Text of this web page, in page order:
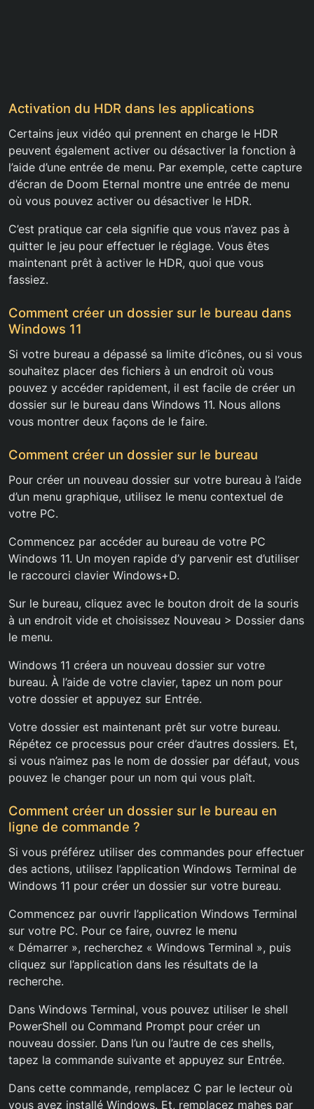
Activation du HDR dans les applications
Certains jeux vidéo qui prennent en charge le HDR
peuvent également activer ou désactiver la fonction à
l’aide d’une entrée de menu. Par exemple, cette capture
d’écran de Doom Eternal montre une entrée de menu
où vous pouvez activer ou désactiver le HDR.
C’est pratique car cela signifie que vous n’avez pas à
quitter le jeu pour effectuer le réglage. Vous êtes
maintenant prêt à activer le HDR, quoi que vous
fassiez.
Comment créer un dossier sur le bureau dans
Windows 11
Si votre bureau a dépassé sa limite d’icônes, ou si vous
souhaitez placer des fichiers à un endroit où vous
pouvez y accéder rapidement, il est facile de créer un
dossier sur le bureau dans Windows 11. Nous allons
vous montrer deux façons de le faire.
Comment créer un dossier sur le bureau
Pour créer un nouveau dossier sur votre bureau à l’aide
d’un menu graphique, utilisez le menu contextuel de
votre PC.
Commencez par accéder au bureau de votre PC
Windows 11. Un moyen rapide d’y parvenir est d’utiliser
le raccourci clavier Windows+D.
Sur le bureau, cliquez avec le bouton droit de la souris
à un endroit vide et choisissez Nouveau > Dossier dans
le menu.
Windows 11 créera un nouveau dossier sur votre
bureau. À l’aide de votre clavier, tapez un nom pour
votre dossier et appuyez sur Entrée.
Votre dossier est maintenant prêt sur votre bureau.
Répétez ce processus pour créer d’autres dossiers. Et,
si vous n’aimez pas le nom de dossier par défaut, vous
pouvez le changer pour un nom qui vous plaît.
Comment créer un dossier sur le bureau en
ligne de commande ?
Si vous préférez utiliser des commandes pour effectuer
des actions, utilisez l’application Windows Terminal de
Windows 11 pour créer un dossier sur votre bureau.
Commencez par ouvrir l’application Windows Terminal
sur votre PC. Pour ce faire, ouvrez le menu
« Démarrer », recherchez « Windows Terminal », puis
cliquez sur l’application dans les résultats de la
recherche.
Dans Windows Terminal, vous pouvez utiliser le shell
PowerShell ou Command Prompt pour créer un
nouveau dossier. Dans l’un ou l’autre de ces shells,
tapez la commande suivante et appuyez sur Entrée.
Dans cette commande, remplacez C par le lecteur où
vous avez installé Windows. Et, remplacez mahes par